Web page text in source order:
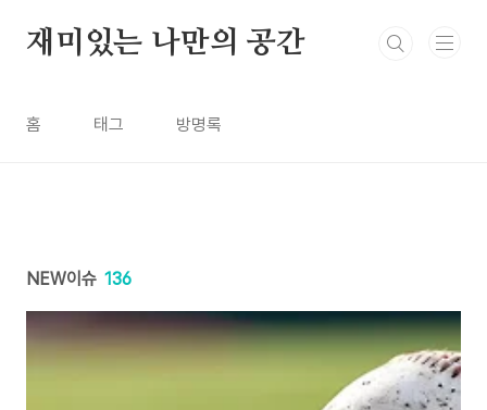
재미있는 나만의 공간
홈 태그 방명록
NEW이슈 136